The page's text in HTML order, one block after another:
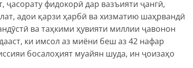
фидокорӣ дар вазъияти ҷангӣ,
адои қарзи ҳарбӣ ва хизматию шаҳрвандӣ
ва таҳкими ҳувияти миллии ҷавонон
ки имсол аз миёни беш аз 42 нафар
босалоҳият муайян шуда, ин ҷоизаҳо